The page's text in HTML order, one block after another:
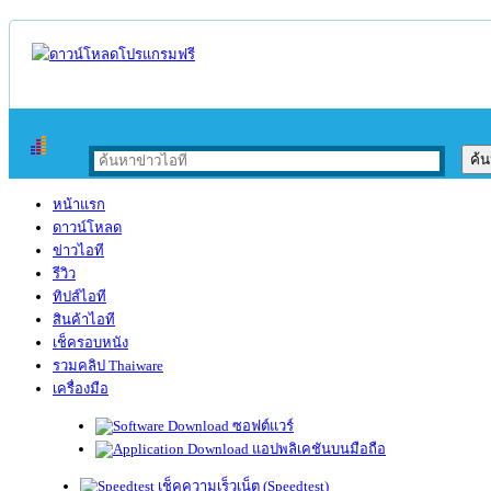
หน้าแรก
ดาวน์โหลด
ข่าวไอที
รีวิว
ทิปส์ไอที
สินค้าไอที
เช็ครอบหนัง
รวมคลิป Thaiware
เครื่องมือ
ซอฟต์แวร์
แอปพลิเคชันบนมือถือ
เช็คความเร็วเน็ต (Speedtest)